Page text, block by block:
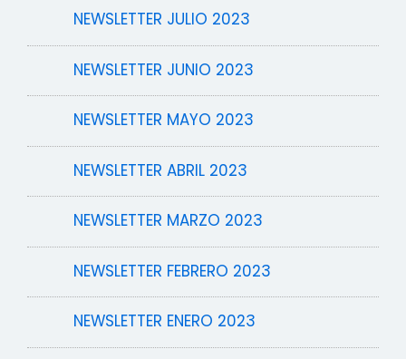
NEWSLETTER JULIO 2023
NEWSLETTER JUNIO 2023
NEWSLETTER MAYO 2023
NEWSLETTER ABRIL 2023
NEWSLETTER MARZO 2023
NEWSLETTER FEBRERO 2023
NEWSLETTER ENERO 2023